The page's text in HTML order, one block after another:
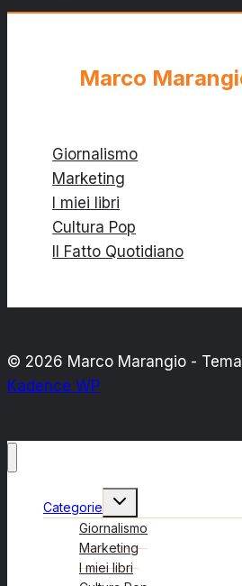
Toraldo,
Marco
Giornalismo
Marketing
I miei libri
Cultura Pop
Il Fatto Quotidiano
© 2026 Marco Marangio -
Kadence WP
Categorie
Alterna
figlio
Giornalismo
Marketing
I miei libri